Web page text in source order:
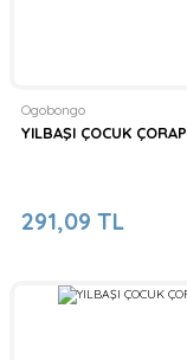
Ogobongo
YILBAŞI ÇOCUK ÇORAP
291,09 TL